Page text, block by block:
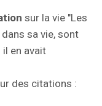
sur la vie "Les
sa vie, sont
en avait
des citations :